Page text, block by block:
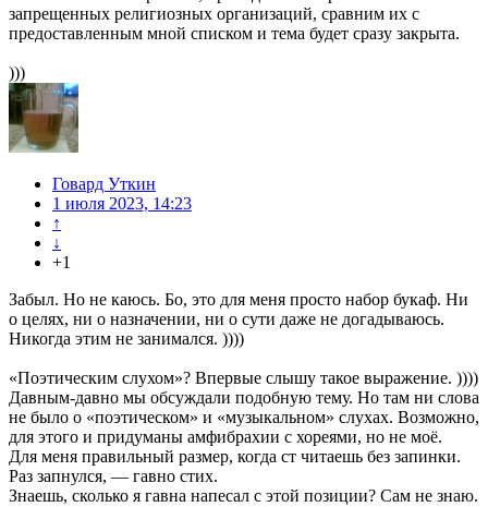
запрещенных религиозных организаций, сравним их с
предоставленным мной списком и тема будет сразу закрыта.
)))
Говард Уткин
1 июля 2023, 14:23
↑
↓
+1
Забыл. Но не каюсь. Бо, это для меня просто набор букаф. Ни
о целях, ни о назначении, ни о сути даже не догадываюсь.
Никогда этим не занимался. ))))
«Поэтическим слухом»? Впервые слышу такое выражение. ))))
Давным-давно мы обсуждали подобную тему. Но там ни слова
не было о «поэтическом» и «музыкальном» слухах. Возможно,
для этого и придуманы амфибрахии с хореями, но не моё.
Для меня правильный размер, когда ст читаешь без запинки.
Раз запнулся, — гавно стих.
Знаешь, сколько я гавна напесал с этой позиции? Сам не знаю.